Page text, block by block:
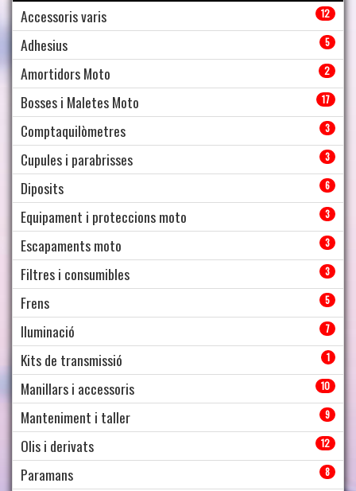
Accessoris varis 12
Adhesius 5
Amortidors Moto 2
Bosses i Maletes Moto 17
Comptaquilòmetres 3
Cupules i parabrisses 3
Diposits 6
Equipament i proteccions moto 3
Escapaments moto 3
Filtres i consumibles 3
Frens 5
Iluminació 7
Kits de transmissió 1
Manillars i accessoris 10
Manteniment i taller 9
Olis i derivats 12
Paramans 8